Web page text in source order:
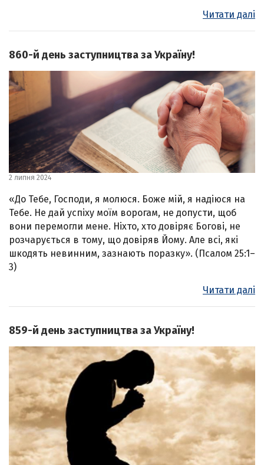
Читати далі
860-й день заступництва за Україну!
2 липня 2024
«До Тебе, Господи, я молюся. Боже мій, я надіюся на
Тебе. Не дай успіху моїм ворогам, не допусти, щоб
вони перемогли мене. Ніхто, хто довіряє Богові, не
розчарується в тому, що довіряв Йому. Але всі, які
шкодять невинним, зазнають поразку». (Псалом 25:1–
3)
Читати далі
859-й день заступництва за Україну!